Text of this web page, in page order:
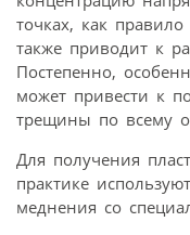
точках, как
также приводит к
Постепенно,
может привести к
трещины по всему
Для получения
практике
меднения со